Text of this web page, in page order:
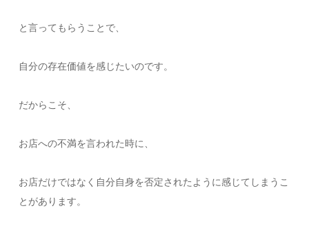
と言ってもらうことで、
自分の存在価値を感じたいのです。
だからこそ、
お店への不満を言われた時に、
お店だけではなく自分自身を否定されたように感じてしまうこ
とがあります。